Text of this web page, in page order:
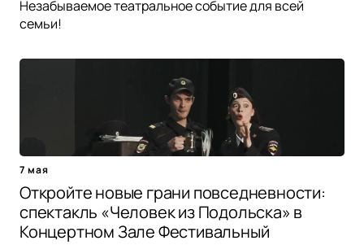
Незабываемое театральное событие для всей
семьи!
7 мая
Откройте новые грани повседневности:
спектакль «Человек из Подольска» в
Концертном Зале Фестивальный